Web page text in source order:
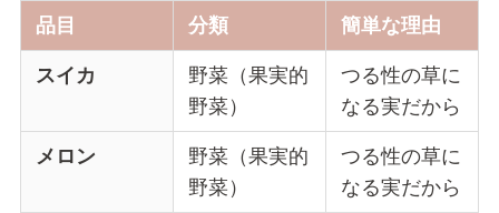
品目 分類 簡単な理由
スイカ
野菜（果実的
野菜）
つる性の草に
なる実だから
メロン
野菜（果実的
野菜）
つる性の草に
なる実だから